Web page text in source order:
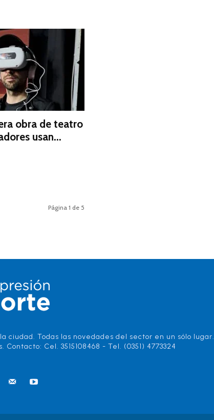
obra de teatro
usan...
Página 1 de 5
Todas las novedades del sector en un sólo lugar.
Cel. 3515108468 - Tel. (0351) 4773324